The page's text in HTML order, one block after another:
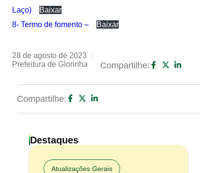
Laço)
Baixar
8- Termo de fomento –
Baixar
28 de agosto de 2023
Prefeitura de Glorinha
Compartilhe:
Compartilhe:
Destaques
Atualizações Gerais